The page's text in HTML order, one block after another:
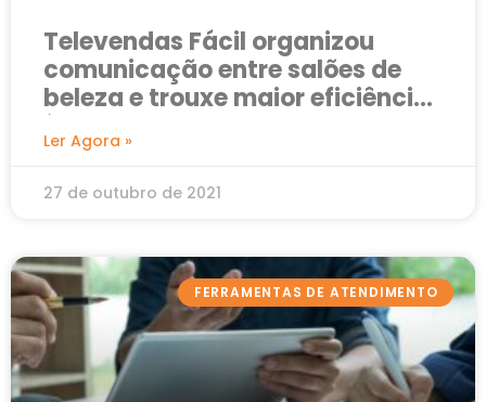
Televendas Fácil organizou
comunicação entre salões de
beleza e trouxe maior eficiência
à gestão
Ler Agora »
27 de outubro de 2021
FERRAMENTAS DE ATENDIMENTO